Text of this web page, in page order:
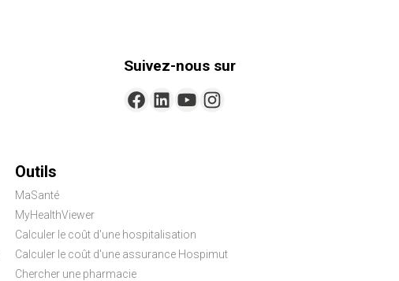
Suivez-nous sur
Outils
MaSanté
MyHealthViewer
Calculer le coût d'une hospitalisation
Calculer le coût d'une assurance Hospimut
Chercher une pharmacie